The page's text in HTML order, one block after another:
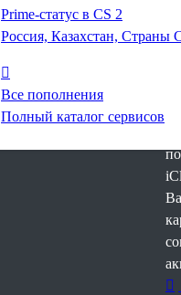
Prime-статус в CS 2
Россия, Казахстан, Страны
Все пополнения
Полный каталог сервисов